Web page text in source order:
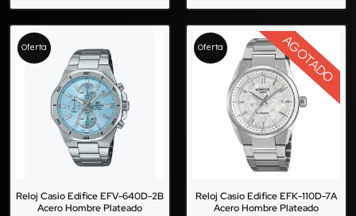
Oferta
Reloj Casio Edifice EFV-640D-2B
Acero Hombre Plateado
Oferta AGOTADO
Reloj Casio Edifice EFK-110D-7A
Acero Hombre Plateado